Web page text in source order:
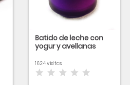
Batido de leche con
yogur y avellanas
1624 visitas